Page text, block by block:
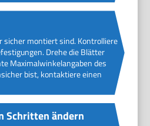
sicher montiert sind. Kontrolliere
Drehe die Blätter
Maximalwinkelangaben des
bist, kontaktiere einen
Schritten ändern